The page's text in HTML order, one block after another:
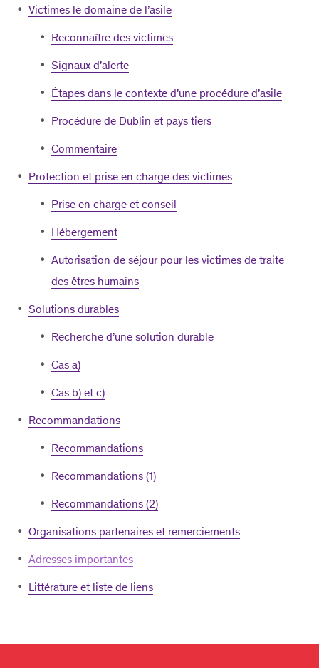
Victimes le domaine de l’asile
Reconnaître des victimes
Signaux d’alerte
Étapes dans le contexte d’une procédure d’asile
Procédure de Dublin et pays tiers
Commentaire
Protection et prise en charge des victimes
Prise en charge et conseil
Hébergement
Autorisation de séjour pour les victimes de traite
des êtres humains
Solutions durables
Recherche d’une solution durable
Cas a)
Cas b) et c)
Recommandations
Recommandations
Recommandations (1)
Recommandations (2)
Organisations partenaires et remerciements
Adresses importantes
Littérature et liste de liens